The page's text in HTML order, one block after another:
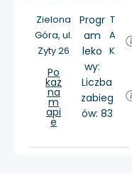
Zielona
Góra, ul.
Zyty 26
Po
każ
na
m
api
e
Progr
am
leko
wy:
T
A
K
Liczba
zabieg
ów: 83